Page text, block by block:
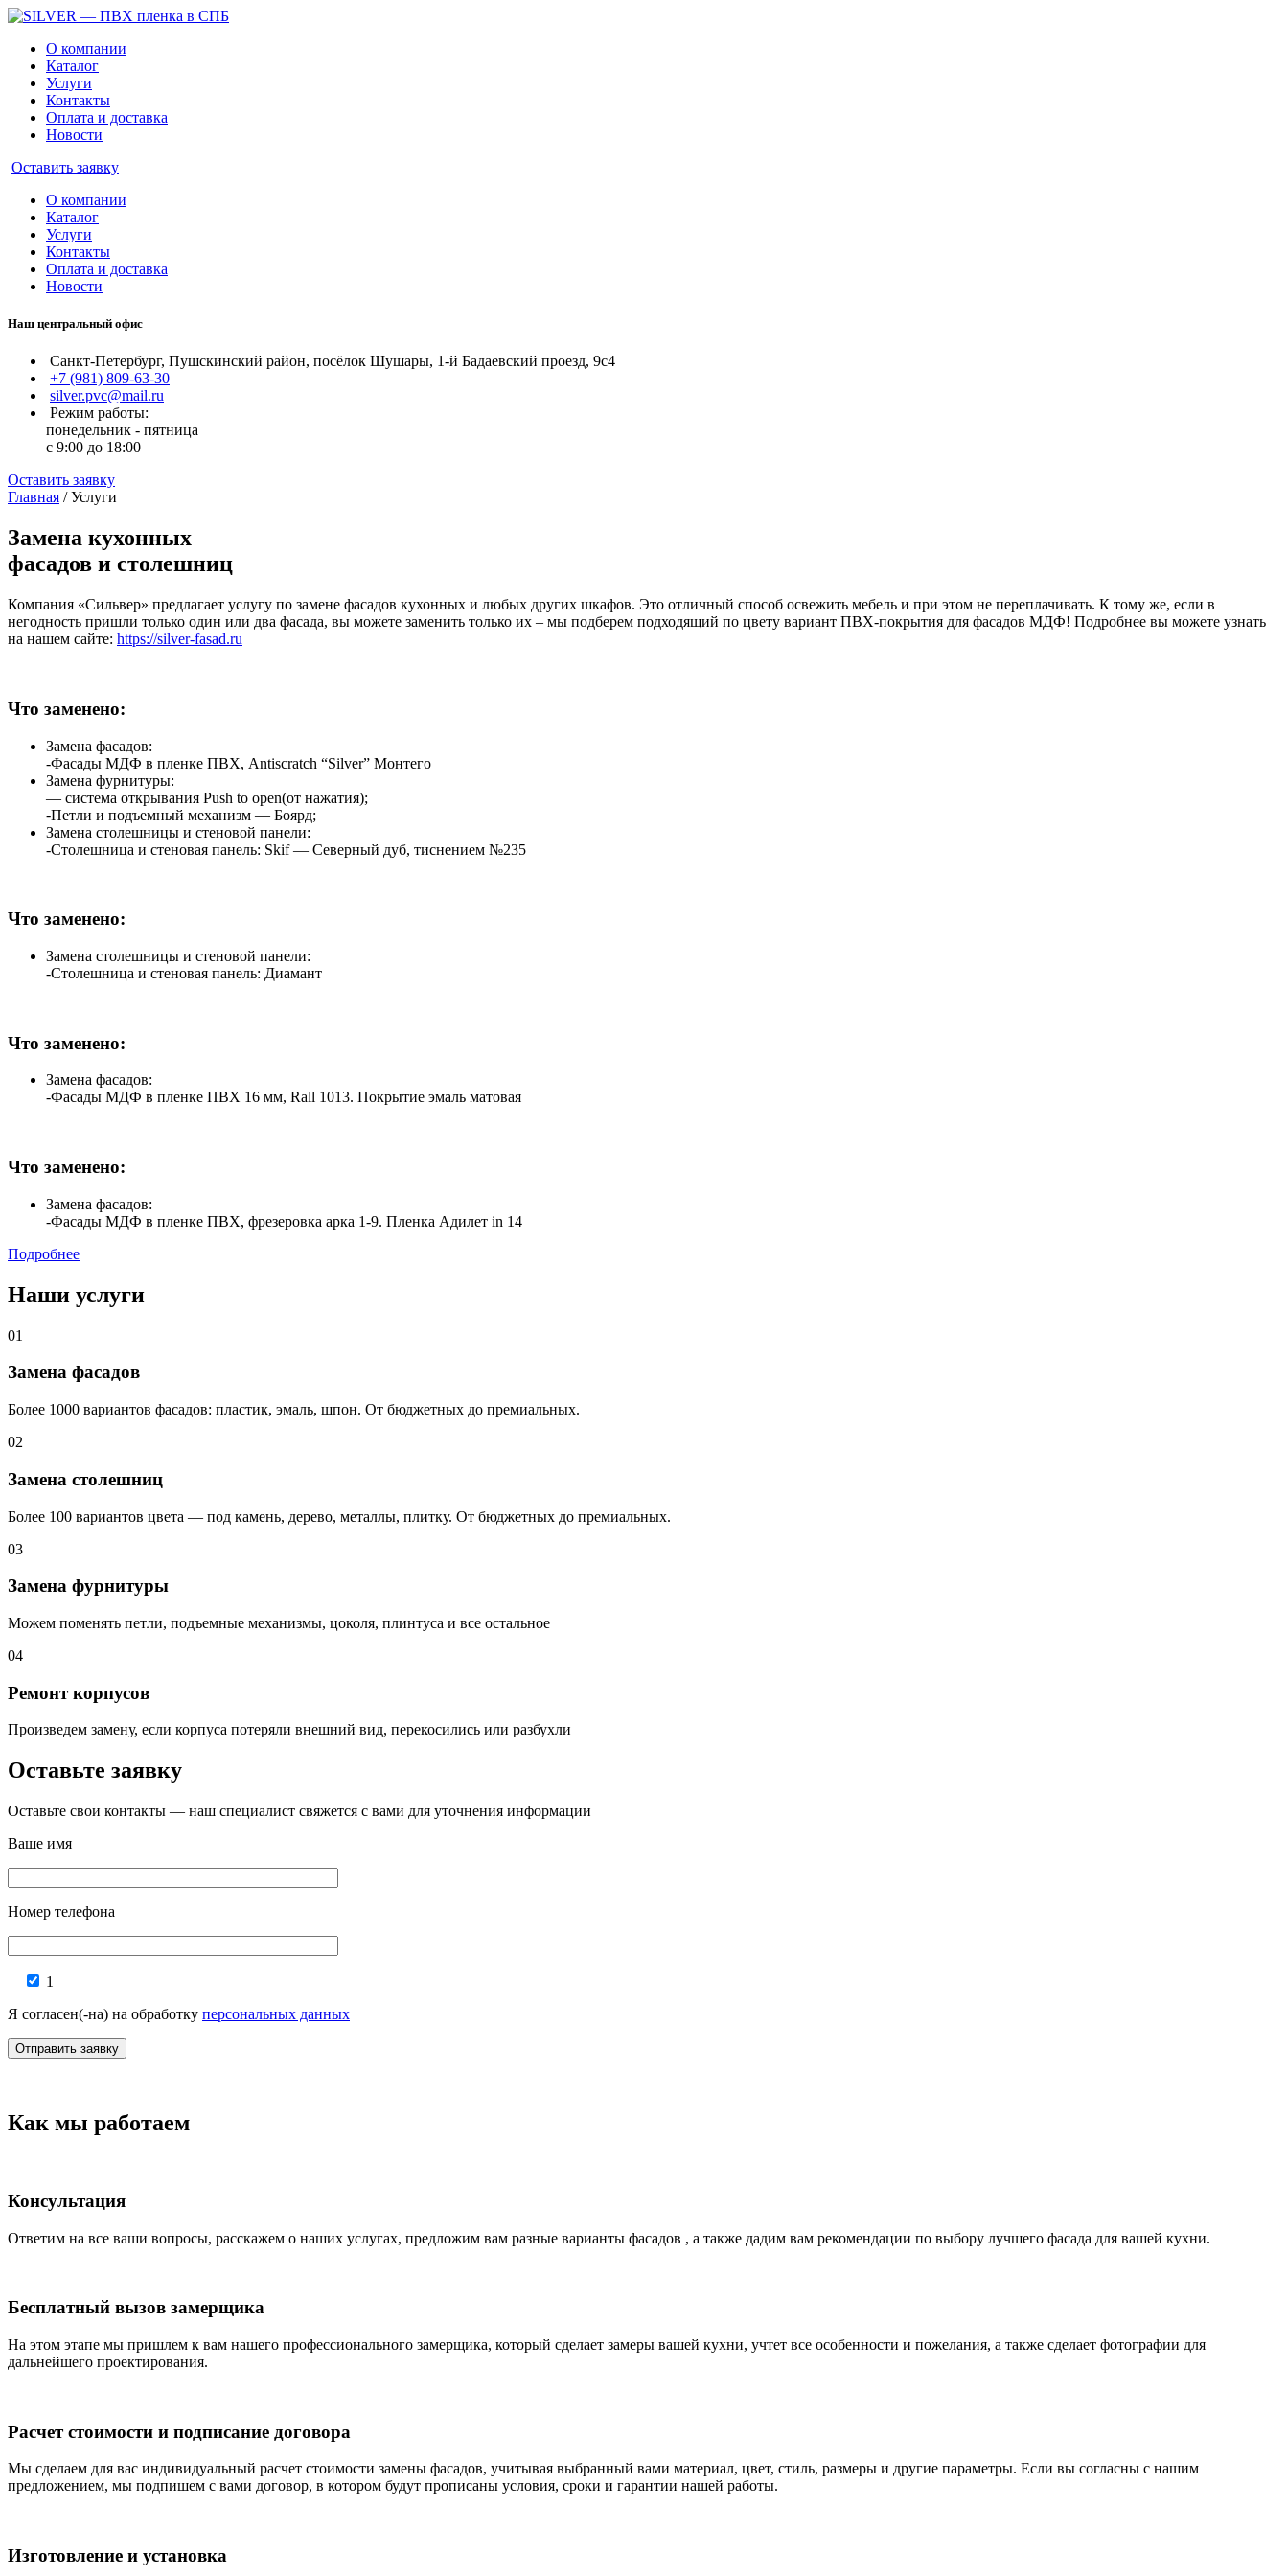
О компании
Каталог
Услуги
Контакты
Оплата и доставка
Новости
Оставить заявку
О компании
Каталог
Услуги
Контакты
Оплата и доставка
Новости
Наш центральный офис
Санкт-Петербург, Пушскинский район, посёлок Шушары, 1-й Бадаевский проезд, 9с4
+7 (981) 809-63-30
silver.pvc@mail.ru
Режим работы:
понедельник - пятница
с 9:00 до 18:00
Оставить заявку
Главная /Услуги
Замена кухонных
фасадов и столешниц
Компания «Сильвер» предлагает услугу по замене фасадов кухонных и любых других шкафов. Это отличный способ освежить мебель и при этом не переплачивать. К тому же, если в
негодность пришли только один или два фасада, вы можете заменить только их – мы подберем подходящий по цвету вариант ПВХ-покрытия для фасадов МДФ! Подробнее вы можете узнать
на нашем сайте: https://silver-fasad.ru
Что заменено:
Замена фасадов:
-Фасады МДФ в пленке ПВХ, Antiscratch “Silver” Монтего
Замена фурнитуры:
— система открывания Push to open(от нажатия);
-Петли и подъемный механизм — Боярд;
Замена столешницы и стеновой панели:
-Столешница и стеновая панель: Skif — Северный дуб, тиснением №235
Что заменено:
Замена столешницы и стеновой панели:
-Столешница и стеновая панель: Диамант
Что заменено:
Замена фасадов:
-Фасады МДФ в пленке ПВХ 16 мм, Rall 1013. Покрытие эмаль матовая
Что заменено:
Замена фасадов:
-Фасады МДФ в пленке ПВХ, фрезеровка арка 1-9. Пленка Адилет in 14
Подробнее
Наши услуги
01
Замена фасадов
Более 1000 вариантов фасадов: пластик, эмаль, шпон. От бюджетных до премиальных.
02
Замена столешниц
Более 100 вариантов цвета — под камень, дерево, металлы, плитку. От бюджетных до премиальных.
03
Замена фурнитуры
Можем поменять петли, подъемные механизмы, цоколя, плинтуса и все остальное
04
Ремонт корпусов
Произведем замену, если корпуса потеряли внешний вид, перекосились или разбухли
Оставьте заявку
Оставьте свои контакты — наш специалист свяжется с вами для уточнения информации
Ваше имя
Номер телефона
1
Я согласен(-на) на обработку персональных данных
Как мы работаем
Консультация
Ответим на все ваши вопросы, расскажем о наших услугах, предложим вам разные варианты фасадов , а также дадим вам рекомендации по выбору лучшего фасада для вашей кухни.
Бесплатный вызов замерщика
На этом этапе мы пришлем к вам нашего профессионального замерщика, который сделает замеры вашей кухни, учтет все особенности и пожелания, а также сделает фотографии для
дальнейшего проектирования.
Расчет стоимости и подписание договора
Мы сделаем для вас индивидуальный расчет стоимости замены фасадов, учитывая выбранный вами материал, цвет, стиль, размеры и другие параметры. Если вы согласны с нашим
предложением, мы подпишем с вами договор, в котором будут прописаны условия, сроки и гарантии нашей работы.
Изготовление и установка